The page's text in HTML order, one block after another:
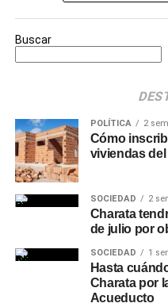
Buscar
POLÍTICA 2
Cómo
viviendas del
SOCIEDAD 2
Charata
de julio por
SOCIEDAD 1
Hasta
Charata por
Acueducto